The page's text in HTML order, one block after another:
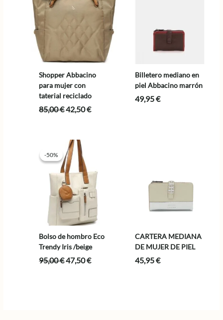
Shopper Abbacino
para mujer con
taterial reciclado
85,00€El
era:
85,00 €.
42,50€El
Billetero mediano en
piel Abbacino marrón
49,95€
-50%
-50%
Bolso de hombro Eco
Trendy Iris /beige
95,00€El
47,50€El
CARTERA MEDIANA
DE MUJER DE PIEL
45,95€